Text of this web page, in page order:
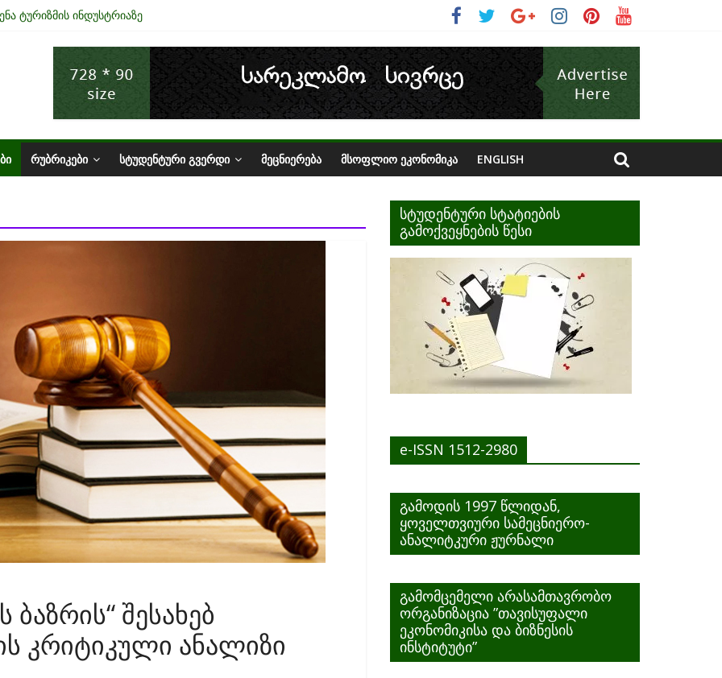
ტურიზმის ინდუსტრიაზე
სტატუსის ეკონომიკური სარგებელი
საქართველოში
ᲠᲣᲑᲠᲘᲙᲔᲑᲘ ᲡᲢᲣᲓᲔᲜᲢᲣᲠᲘ ᲒᲕᲔᲠᲓᲘ ᲛᲔᲪᲜᲘᲔᲠᲔᲑᲐ ᲛᲡᲝᲤᲚᲘᲝ ᲔᲙᲝᲜᲝᲛᲘᲙᲐ ENGLISH
შესახებ
კრიტიკული ანალიზი
სტუდენტური სტატიების
გამოქვეყნების წესი
e-ISSN 1512-2980
გამოდის 1997 წლიდან,
ყოველთვიური სამეცნიერო-
ანალიტკური ჟურნალი
გამომცემელი არასამთავრობო
ორგანიზაცია ”თავისუფალი
ეკონომიკისა და ბიზნესის
ინსტიტუტი”